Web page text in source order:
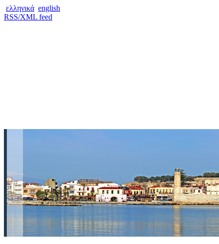
ελληνικά english
RSS/XML feed